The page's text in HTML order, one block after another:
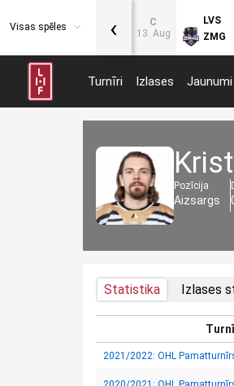
Visas spēles
C
13. Aug
LVS
ZMG
‹
Turnīri Izlases Jaunumi
Pozīcija
Aizsargs
Statistika Izlases
2021/2022: OHL